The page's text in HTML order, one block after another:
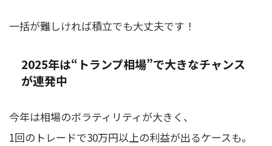
一括が難しければ積立でも大丈夫です！
2025年は“トランプ相場”で大きなチャンス
が連発中
今年は相場のボラティリティが大きく、
1回のトレードで30万円以上の利益が出るケースも。